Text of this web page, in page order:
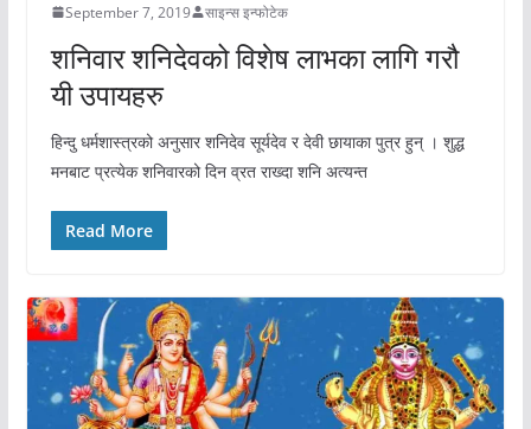
September 7, 2019 साइन्स इन्फोटेक
शनिवार शनिदेवको विशेष लाभका लागि गरौ
यी उपायहरु
हिन्दु धर्मशास्‍त्रको अनुसार शनिदेव सूर्यदेव र देवी छायाका पुत्र हुन् । शुद्ध
मनबाट प्रत्‍येक शनिवारको दिन व्रत राख्दा शनि अत्यन्त
Read More